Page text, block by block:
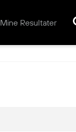
Mine Resultater